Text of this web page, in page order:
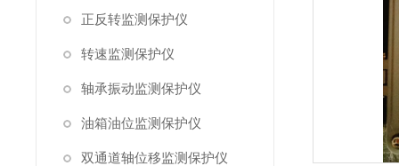
正反转监测保护仪
转速监测保护仪
轴承振动监测保护仪
油箱油位监测保护仪
双通道轴位移监测保护仪